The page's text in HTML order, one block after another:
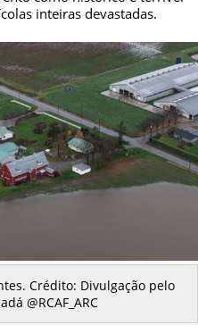
inteiras devastadas.
Crédito: Divulgação pelo
@RCAF_ARC